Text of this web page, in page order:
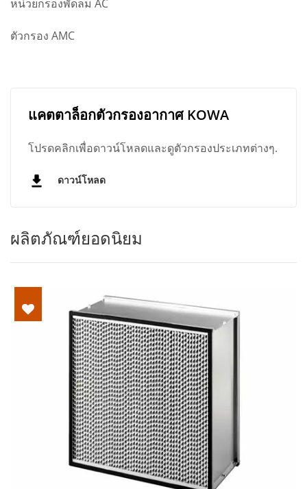
หน่วยกรองพัดลม AC
ตัวกรอง AMC
แคตตาล็อกตัวกรองอากาศ KOWA
โปรดคลิกเพื่อดาวน์โหลดและดูตัวกรองประเภทต่างๆ.
ดาวน์โหลด
ผลิตภัณฑ์ยอดนิยม